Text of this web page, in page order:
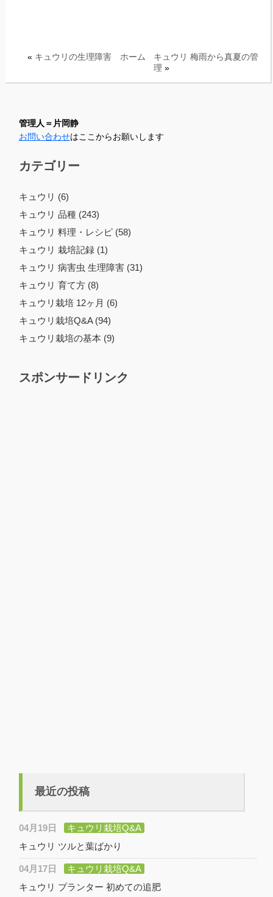
« キュウリの生理障害 ホーム
キュウリ 梅雨から真夏の管
理 »
管理人＝片岡静
お問い合わせはここからお願いします
カテゴリー
キュウリ (6)
キュウリ 品種 (243)
キュウリ 料理・レシピ (58)
キュウリ 栽培記録 (1)
キュウリ 病害虫 生理障害 (31)
キュウリ 育て方 (8)
キュウリ栽培 12ヶ月 (6)
キュウリ栽培Q&A (94)
キュウリ栽培の基本 (9)
スポンサードリンク
最近の投稿
04月19日
キュウリ栽培Q&A
キュウリ ツルと葉ばかり
04月17日
キュウリ栽培Q&A
キュウリ プランター 初めての追肥